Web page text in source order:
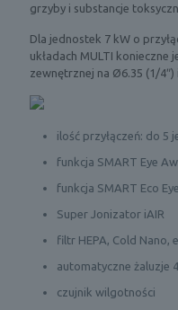
grzyby i substancje
Dla jednostek 7 kW o
układach MULTI
zewnętrznej na Ø6.35 (1/4″)
ilość przyłączeń: do 5
funkcja SMART Eye
funkcja SMART Eco Eye
Super Jonizator iAIR
filtr HEPA, Cold Nano,
automatyczne żaluzje
czujnik wilgotności